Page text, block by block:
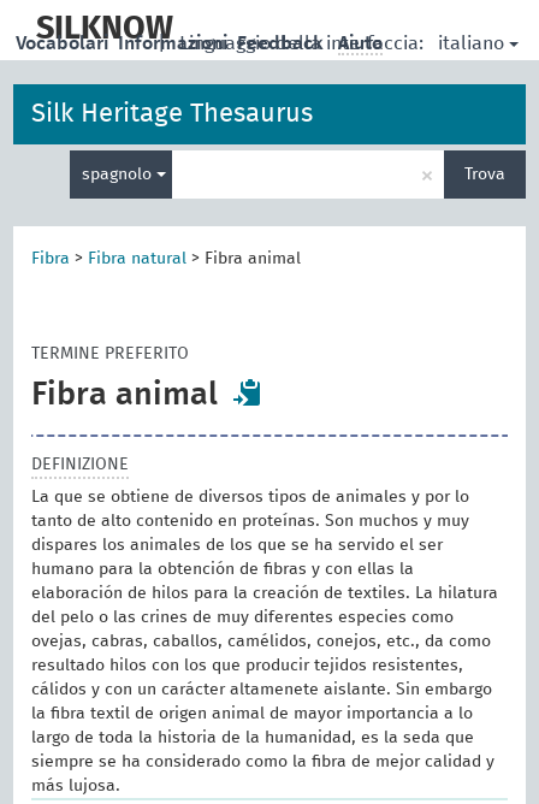
main
SILKNOW
| Linguaggio della interfaccia: italiano
Vocabolari Informazioni Feedback Aiuto
Silk Heritage Thesaurus
spagnolo
per
la
× Trova
Fibra > Fibra natural > Fibra animal
TERMINE PREFERITO
Fibra animal
DEFINIZIONE
La que se obtiene de diversos tipos de animales y por lo
tanto de alto contenido en proteínas. Son muchos y muy
dispares los animales de los que se ha servido el ser
humano para la obtención de fibras y con ellas la
elaboración de hilos para la creación de textiles. La hilatura
del pelo o las crines de muy diferentes especies como
ovejas, cabras, caballos, camélidos, conejos, etc., da como
resultado hilos con los que producir tejidos resistentes,
cálidos y con un carácter altamenete aislante. Sin embargo
la fibra textil de origen animal de mayor importancia a lo
largo de toda la historia de la humanidad, es la seda que
siempre se ha considerado como la fibra de mejor calidad y
más lujosa.